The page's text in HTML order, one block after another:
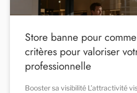
Store banne pour
critères pour valoriser
professionnelle
Booster sa visibilité L’attractivité